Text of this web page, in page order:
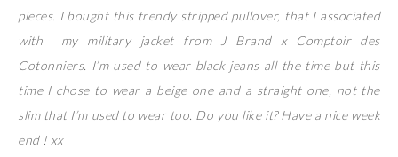
pieces. I bought this trendy stripped pullover, that I associated
with my military jacket from J Brand x Comptoir des
Cotonniers. I’m used to wear black jeans all the time but this
time I chose to wear a beige one and a straight one, not the
slim that I’m used to wear too. Do you like it? Have a nice week
end ! xx